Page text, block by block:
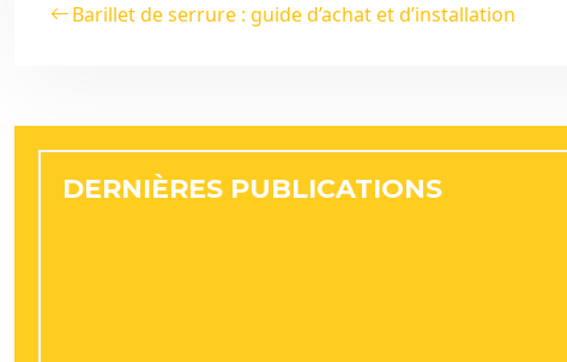
Barillet de serrure : guide d’achat et d’installation
DERNIÈRES PUBLICATIONS